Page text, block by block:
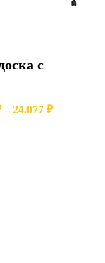
с
– 24.077 ₽